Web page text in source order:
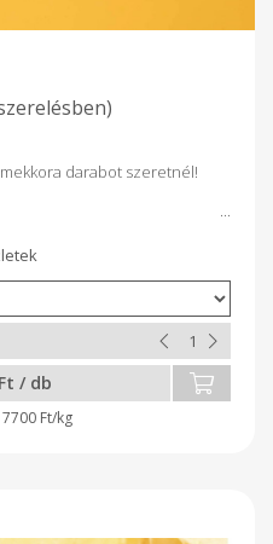
darabot szeretnél!
/ db
7700 Ft/kg